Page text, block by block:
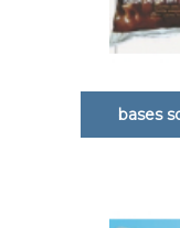
bases